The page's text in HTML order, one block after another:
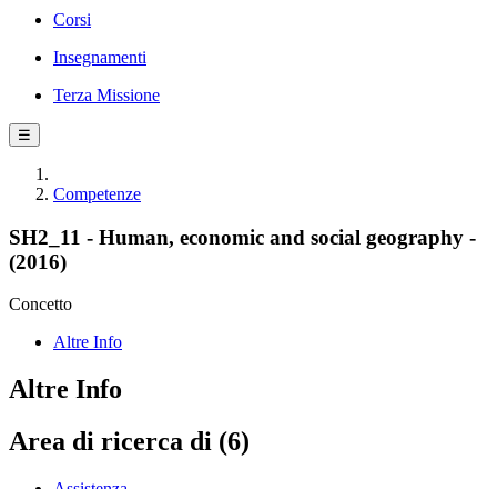
Corsi
Insegnamenti
Terza Missione
☰
Competenze
SH2_11 - Human, economic and social geography -
(2016)
Concetto
Altre Info
Altre Info
Area di ricerca di (6)